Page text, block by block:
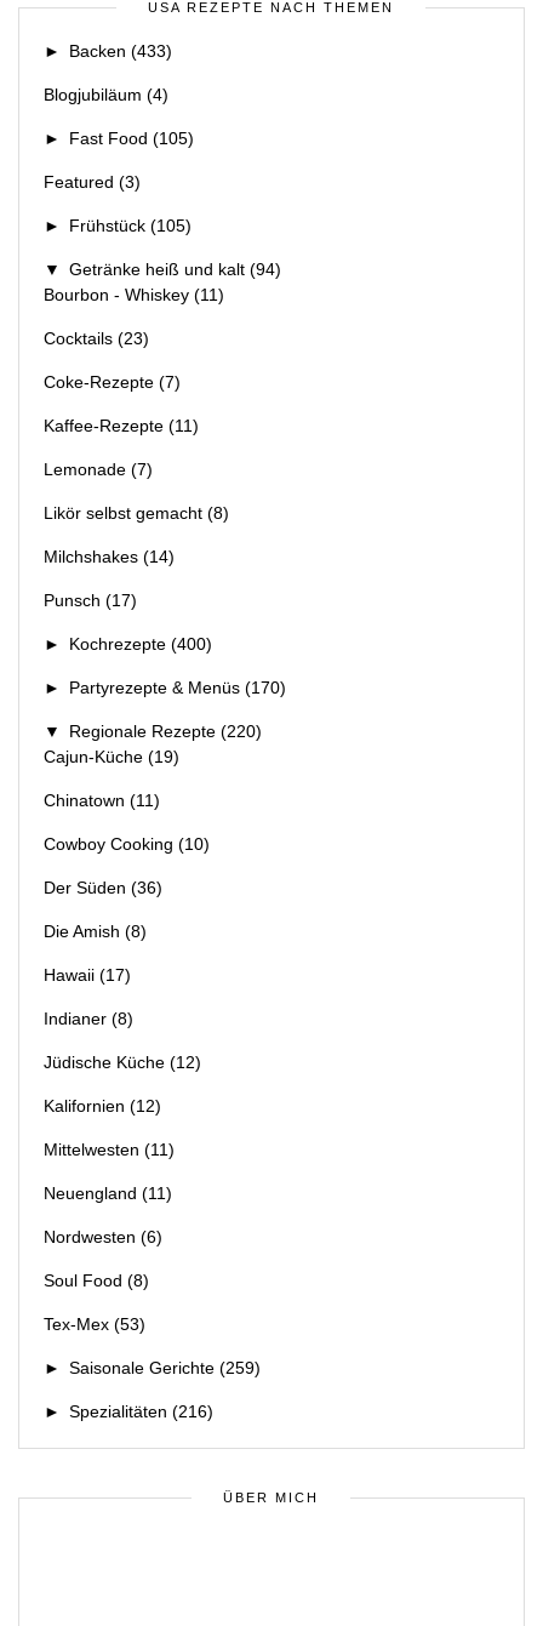
USA REZEPTE NACH THEMEN
► Backen (433)
Blogjubiläum (4)
► Fast Food (105)
Featured (3)
► Frühstück (105)
▼ Getränke heiß und kalt (94)
Bourbon - Whiskey (11)
Cocktails (23)
Coke-Rezepte (7)
Kaffee-Rezepte (11)
Lemonade (7)
Likör selbst gemacht (8)
Milchshakes (14)
Punsch (17)
► Kochrezepte (400)
► Partyrezepte & Menüs (170)
▼ Regionale Rezepte (220)
Cajun-Küche (19)
Chinatown (11)
Cowboy Cooking (10)
Der Süden (36)
Die Amish (8)
Hawaii (17)
Indianer (8)
Jüdische Küche (12)
Kalifornien (12)
Mittelwesten (11)
Neuengland (11)
Nordwesten (6)
Soul Food (8)
Tex-Mex (53)
► Saisonale Gerichte (259)
► Spezialitäten (216)
ÜBER MICH